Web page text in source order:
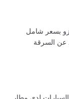
بسعر شامل
عن السرقة